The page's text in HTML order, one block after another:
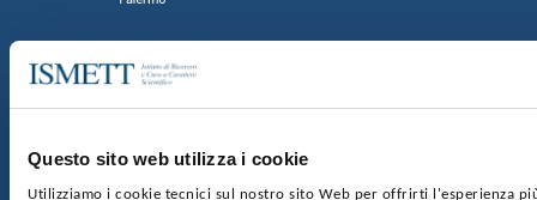
Questo sito web utilizza i cookie
Utilizziamo i cookie tecnici sul nostro sito Web per offrirti l'esperienza
Via Discesa dei Giudici 4 90133 Palermo
nr. REA PA-201818 P.I. 04544550827